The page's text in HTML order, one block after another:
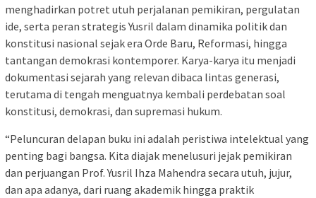
menghadirkan potret utuh perjalanan pemikiran, pergulatan
ide, serta peran strategis Yusril dalam dinamika politik dan
konstitusi nasional sejak era Orde Baru, Reformasi, hingga
tantangan demokrasi kontemporer. Karya-karya itu menjadi
dokumentasi sejarah yang relevan dibaca lintas generasi,
terutama di tengah menguatnya kembali perdebatan soal
konstitusi, demokrasi, dan supremasi hukum.
“Peluncuran delapan buku ini adalah peristiwa intelektual yang
penting bagi bangsa. Kita diajak menelusuri jejak pemikiran
dan perjuangan Prof. Yusril Ihza Mahendra secara utuh, jujur,
dan apa adanya, dari ruang akademik hingga praktik